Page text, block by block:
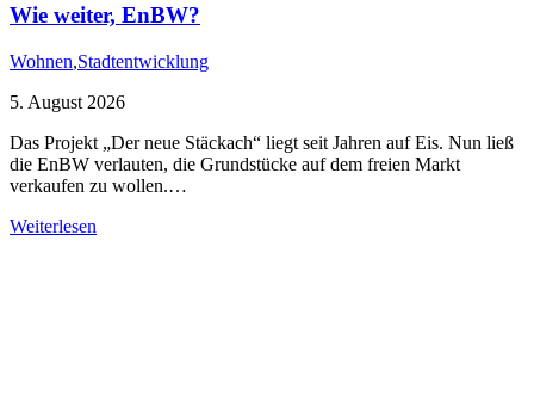
Wie weiter, EnBW?
Wohnen,Stadtentwicklung
5. August 2026
Das Projekt „Der neue Stäckach“ liegt seit Jahren auf Eis. Nun ließ
die EnBW verlauten, die Grundstücke auf dem freien Markt
verkaufen zu wollen.…
Weiterlesen